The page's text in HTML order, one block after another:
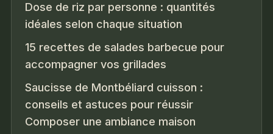
Dose de riz par personne : quantités
idéales selon chaque situation
15 recettes de salades barbecue pour
accompagner vos grillades
Saucisse de Montbéliard cuisson :
conseils et astuces pour réussir
Composer une ambiance maison